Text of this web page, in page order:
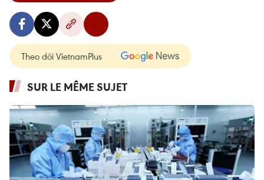
Theo dõi VietnamPlus
SUR LE MÊME SUJET